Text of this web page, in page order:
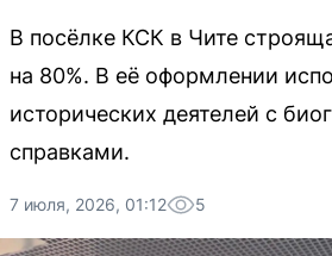
В посёлке КСК в Чите
на 80%. В её оформлении
исторических деятелей с
справками.
7 июля, 2026, 01:12 5